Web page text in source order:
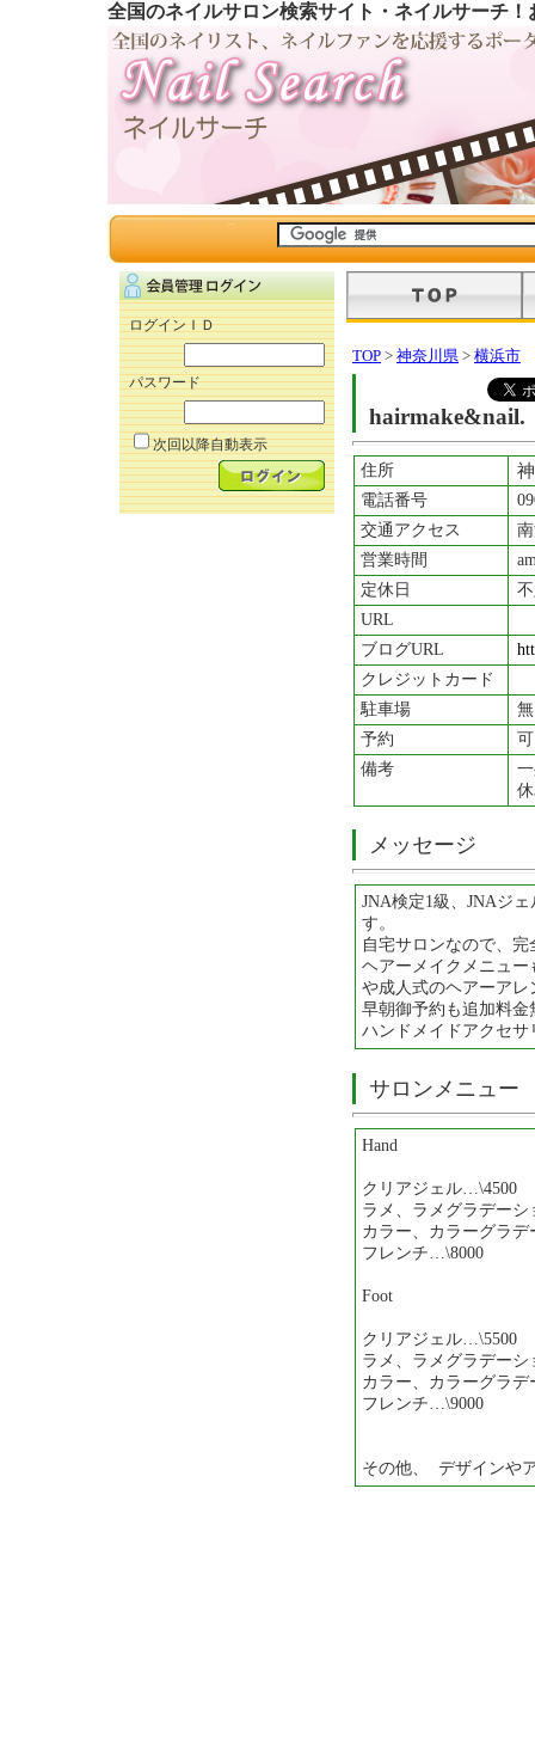
全国のネイルサロン検索サイト・ネイルサーチ
ログインＩＤ
パスワード
次回以降自動表示
TOP > 神奈川県 > 横浜市
hairmake&nail.
住所
電話番号
交通アクセス
営業時間
定休日
URL
ブログURL
クレジットカード
駐車場
無
予約
可
備考
メッセージ
JNA検定1級、JNAジ
す。
自宅サロンなので、
ヘアーメイクメニュ
や成人式のヘアーア
早朝御予約も追加料金
ハンドメイドアクセ
サロンメニュー
Hand
クリアジェル…\4500
ラメ、ラメグラデー
カラー、カラーグラ
フレンチ…\8000
Foot
クリアジェル…\5500
ラメ、ラメグラデー
カラー、カラーグラ
フレンチ…\9000
その他、 デザインや